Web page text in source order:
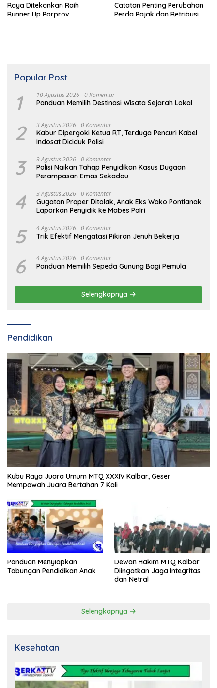
Raya Ditekankan Raih
Runner Up Porprov
Catatan Penting Perubahan
Perda Pajak dan Retribusi
Popular Post
1 10 Agustus 2026 0 Komentar
Panduan Memilih Destinasi Wisata Sejarah Lokal
2 3 Agustus 2026 0 Komentar
Kabur Dipergoki Ketua RT, Terduga Pencuri Kabel
Indosat Diciduk Polisi
3 3 Agustus 2026 0 Komentar
Polisi Naikan Tahap Penyidikan Kasus Dugaan
Perampasan Emas Sekadau
4 3 Agustus 2026 0 Komentar
Gugatan Praper Ditolak, Anak Eks Wako Pontianak
Laporkan Penyidik ke Mabes Polri
5 4 Agustus 2026 0 Komentar
Trik Efektif Mengatasi Pikiran Jenuh Bekerja
6 4 Agustus 2026 0 Komentar
Panduan Memilih Sepeda Gunung Bagi Pemula
Selengkapnya
Pendidikan
Kubu Raya Juara Umum MTQ XXXIV Kalbar, Geser
Mempawah Juara Bertahan 7 Kali
Panduan Menyiapkan
Tabungan Pendidikan Anak
Dewan Hakim MTQ Kalbar
Diingatkan Jaga Integritas
dan Netral
Selengkapnya
Kesehatan